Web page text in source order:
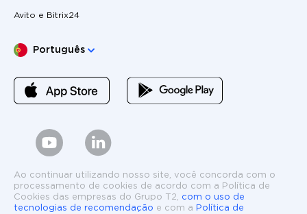
Avito e Bitrix24
Escolha o seu idioma
Português
Ao continuar utilizando nosso site, você concorda com o
processamento de cookies de acordo com a Política de
Cookies das empresas do Grupo T2, com o uso de
tecnologias de recomendação e com a Política de